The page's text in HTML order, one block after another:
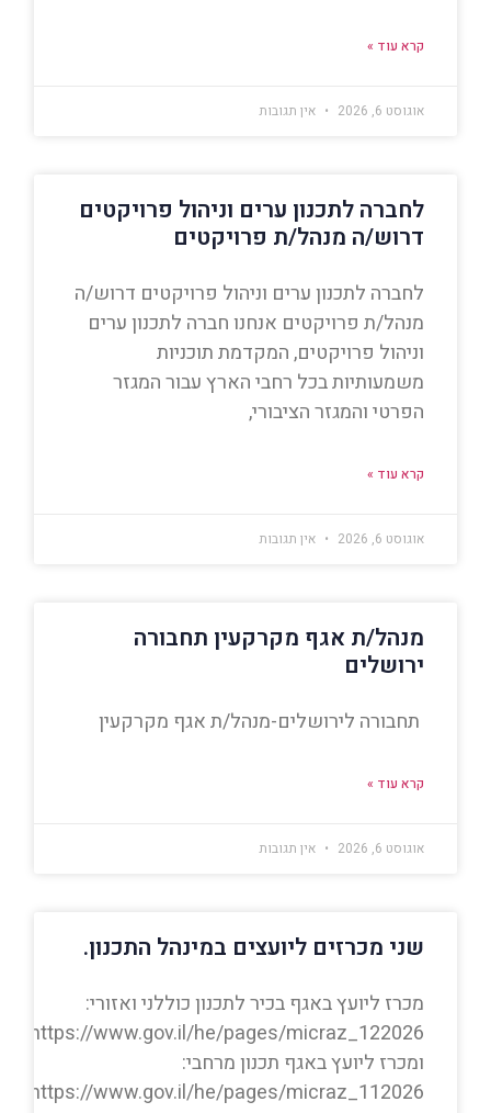
קרא עוד »
אוגוסט 6, 2026 אין תגובות
לחברה לתכנון ערים וניהול פרויקטים
דרוש/ה מנהל/ת פרויקטים
לחברה לתכנון ערים וניהול פרויקטים דרוש/ה
מנהל/ת פרויקטים אנחנו חברה לתכנון ערים
וניהול פרויקטים, המקדמת תוכניות
משמעותיות בכל רחבי הארץ עבור המגזר
הפרטי והמגזר הציבורי,
קרא עוד »
אוגוסט 6, 2026 אין תגובות
מנהל/ת אגף מקרקעין תחבורה
ירושלים
תחבורה לירושלים-מנהל/ת אגף מקרקעין
קרא עוד »
אוגוסט 6, 2026 אין תגובות
שני מכרזים ליועצים במינהל התכנון.
מכרז ליועץ באגף בכיר לתכנון כוללני ואזורי:
https://www.gov.il/he/pages/micraz_122026
ומכרז ליועץ באגף תכנון מרחבי:
https://www.gov.il/he/pages/micraz_112026